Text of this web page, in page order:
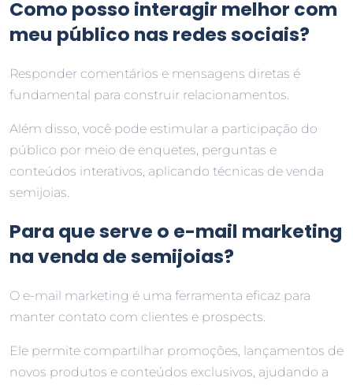
Como posso interagir melhor com
meu público nas redes sociais?
Responder comentários e mensagens diretas é
fundamental para construir relacionamentos.
Além disso, você pode estimular a participação do
público por meio de enquetes, perguntas e
conteúdos interativos, aplicando técnicas de venda
semijoias.
Para que serve o e-mail marketing
na venda de semijoias?
O e-mail marketing é uma ferramenta eficaz para
manter contato com clientes e prospects.
Ele permite compartilhar promoções, lançamentos de
novos produtos e conteúdos exclusivos, ajudando a